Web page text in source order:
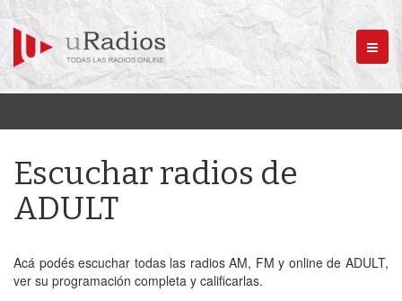
Menú
Escuchar radios de
ADULT
Acá podés escuchar todas las radios AM, FM y online de ADULT,
ver su programación completa y calificarlas.